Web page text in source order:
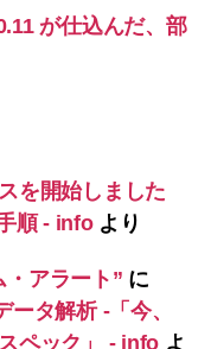
が仕込んだ、部
を開始しました
順 - infoより
アラート” に
タ解析 -「今、
ペック」 - infoよ